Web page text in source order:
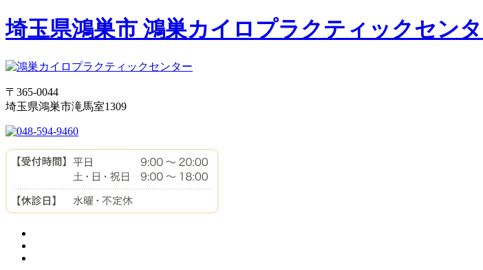
埼玉県鴻巣市 鴻巣カイロプラクティックセン
〒365-0044
埼玉県鴻巣市滝馬室1309